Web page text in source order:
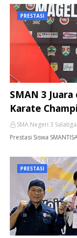
PRESTASI
SMAN 3
Karate
SMA Negeri 3 Salatiga
Prestasi Siswa
PRESTASI